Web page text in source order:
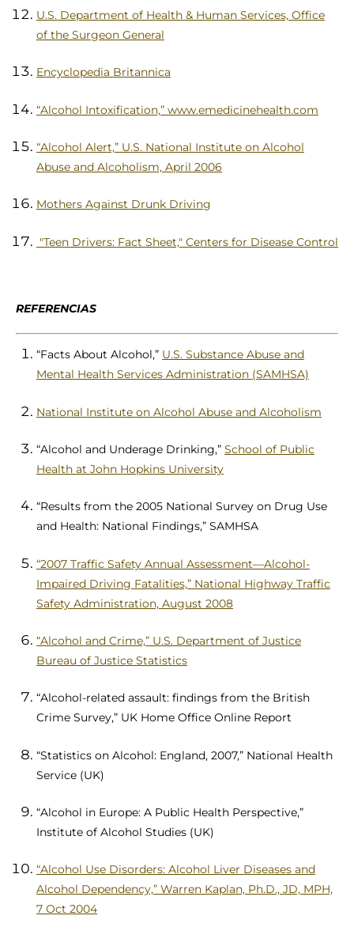
U.S. Department of Health & Human Services, Office
of the Surgeon General
Encyclopedia Britannica
“Alcohol Intoxification,” www.emedicinehealth.com
“Alcohol Alert,” U.S. National Institute on Alcohol
Abuse and Alcoholism, April 2006
Mothers Against Drunk Driving
"Teen Drivers: Fact Sheet," Centers for Disease Control
REFERENCIAS
“Facts About Alcohol,” U.S. Substance Abuse and
Mental Health Services Administration (SAMHSA)
National Institute on Alcohol Abuse and Alcoholism
“Alcohol and Underage Drinking,” School of Public
Health at John Hopkins University
“Results from the 2005 National Survey on Drug Use
and Health: National Findings,” SAMHSA
“2007 Traffic Safety Annual Assessment—Alcohol-
Impaired Driving Fatalities,” National Highway Traffic
Safety Administration, August 2008
“Alcohol and Crime,” U.S. Department of Justice
Bureau of Justice Statistics
“Alcohol-related assault: findings from the British
Crime Survey,” UK Home Office Online Report
“Statistics on Alcohol: England, 2007,” National Health
Service (UK)
“Alcohol in Europe: A Public Health Perspective,”
Institute of Alcohol Studies (UK)
“Alcohol Use Disorders: Alcohol Liver Diseases and
Alcohol Dependency,” Warren Kaplan, Ph.D., JD, MPH,
7 Oct 2004